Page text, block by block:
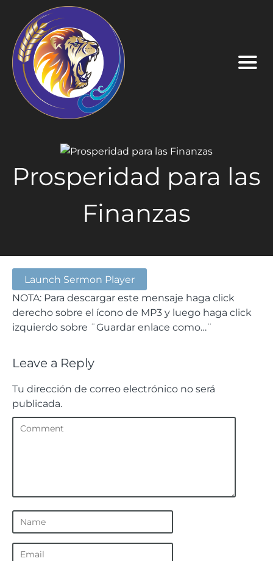
Prosperidad para las
Finanzas
Launch Sermon Player
NOTA: Para descargar este mensaje haga click
derecho sobre el ícono de MP3 y luego haga click
izquierdo sobre ¨Guardar enlace como…¨
Leave a Reply
Tu dirección de correo electrónico no será
publicada.